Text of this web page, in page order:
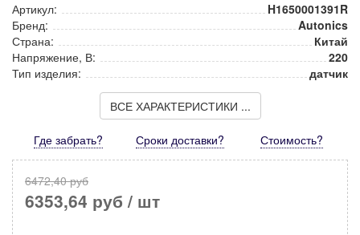
Артикул:
H1650001391R
Бренд:
Autonics
Страна:
Китай
Напряжение, В:
220
Тип изделия:
датчик
ВСЕ ХАРАКТЕРИСТИКИ ...
Где забрать? Сроки доставки? Стоимость?
6472,40 руб
6353,64 руб / шт